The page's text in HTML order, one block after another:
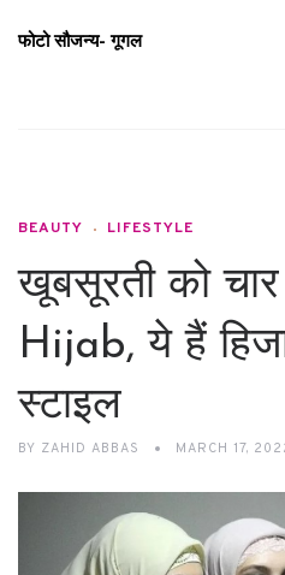
फोटो सौजन्य- गूगल
BEAUTY LIFESTYLE
खूबसूरती को चार
Hijab, ये हैं
स्टाइल
BY ZAHID ABBAS MARCH 17,